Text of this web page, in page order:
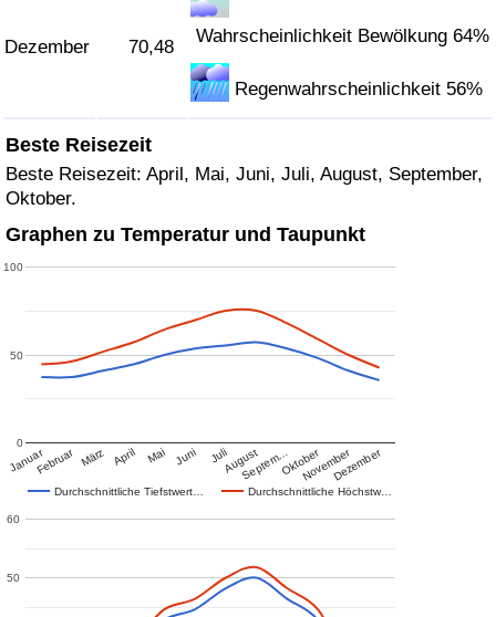
Dezember 70,48
Wahrscheinlichkeit Bewölkung 64%
Regenwahrscheinlichkeit 56%
Beste Reisezeit
Beste Reisezeit: April, Mai, Juni, Juli, August, September,
Oktober.
Graphen zu Temperatur und Taupunkt
Durchschnittliche Tiefstwert… Durchschnittliche Höchstw…
JanuarFebruar März April Mai Juni JuliAugustSeptem…OktoberNovemberDezember
0
50
100
50
60